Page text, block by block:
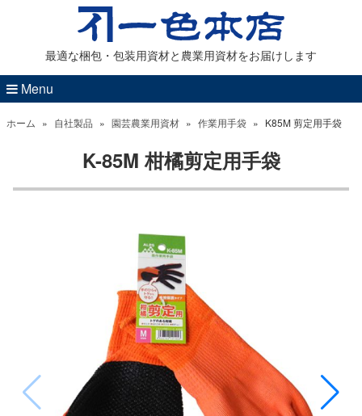
最適な梱包・包装用資材と農業用資材をお届けします
Menu
ホーム » 自社製品 » 園芸農業用資材 » 作業用手袋 » K85M 剪定用手袋
K-85M 柑橘剪定用手袋